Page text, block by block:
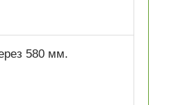
580 мм.